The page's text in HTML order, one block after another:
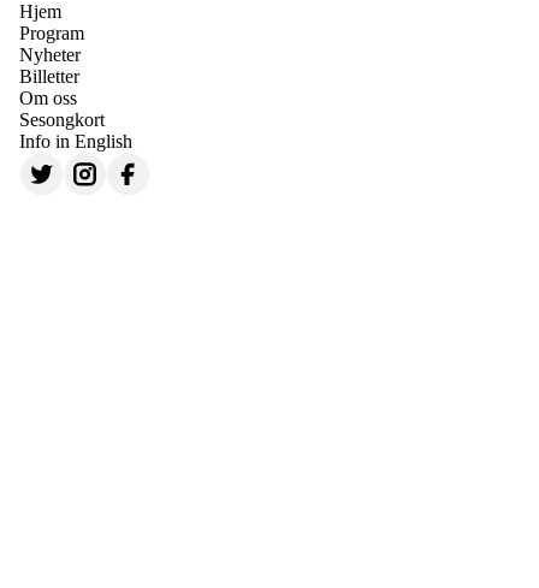
Hjem
Program
Nyheter
Billetter
Om oss
Sesongkort
Info in English